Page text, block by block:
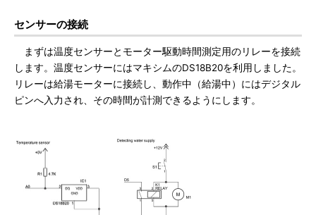
センサーの接続
まずは温度センサーとモーター駆動時間測定用のリレーを接続
します。温度センサーにはマキシムのDS18B20を利用しました。
リレーは給湯モーターに接続し、動作中（給湯中）にはデジタル
ピンへ入力され、その時間が計測できるようにします。